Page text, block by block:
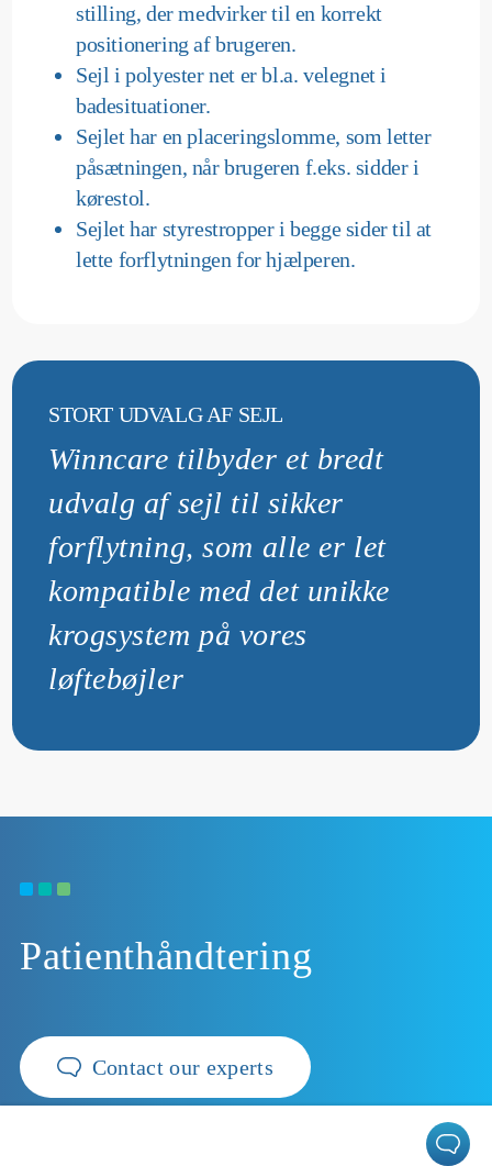
stilling, der medvirker til en korrekt
positionering af brugeren.
Sejl i polyester net er bl.a. velegnet i
badesituationer.
Sejlet har en placeringslomme, som letter
påsætningen, når brugeren f.eks. sidder i
kørestol.
Sejlet har styrestropper i begge sider til at
lette forflytningen for hjælperen.
STORT UDVALG AF SEJL
Winncare tilbyder et bredt
udvalg af sejl til sikker
forflytning, som alle er let
kompatible med det unikke
krogsystem på vores
løftebøjler
Patienthåndtering
Contact our experts